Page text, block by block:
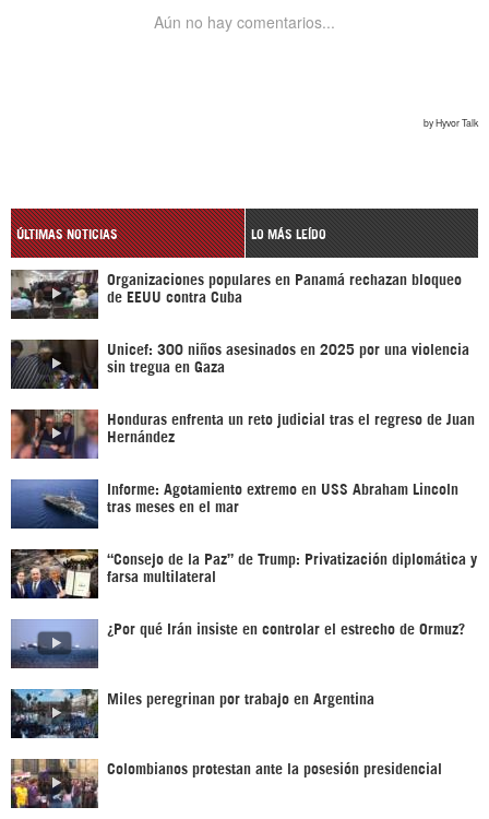
ÚLTIMAS NOTICIAS LO MÁS LEÍDO
Organizaciones populares en Panamá rechazan bloqueo
de EEUU contra Cuba
Unicef: 300 niños asesinados en 2025 por una violencia
sin tregua en Gaza
Honduras enfrenta un reto judicial tras el regreso de Juan
Hernández
Informe: Agotamiento extremo en USS Abraham Lincoln
tras meses en el mar
“Consejo de la Paz” de Trump: Privatización diplomática y
farsa multilateral
¿Por qué Irán insiste en controlar el estrecho de Ormuz?
Miles peregrinan por trabajo en Argentina
Colombianos protestan ante la posesión presidencial